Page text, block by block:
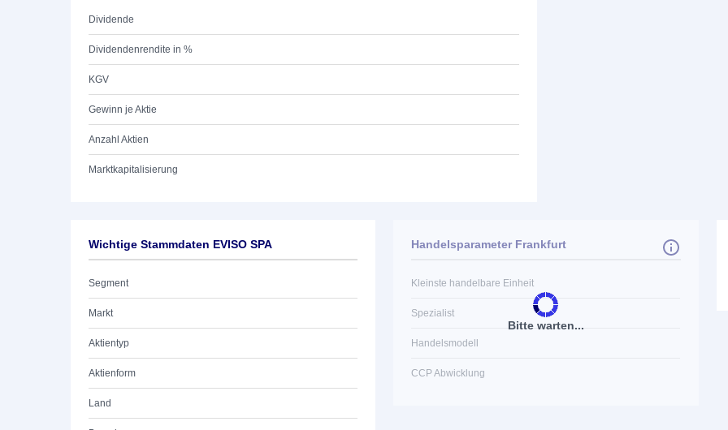
Dividende
Dividendenrendite in %
KGV
Gewinn je Aktie
Anzahl Aktien
Marktkapitalisierung
Wichtige Stammdaten EVISO SPA
Segment
Markt
Aktientyp
Aktienform
Land
Bitte warten...
Handelsparameter Frankfurt
Kleinste handelbare Einheit
Spezialist
Handelsmodell
CCP Abwicklung